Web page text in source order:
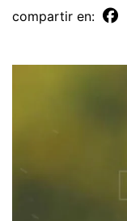
compartir en: